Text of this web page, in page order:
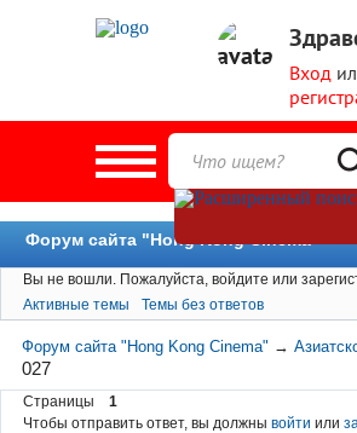
Вход
Форум сайта "Hong Kong Cinema"
Форум
Новости
Пользователи
Поиск
Вы не вошли. Пожалуйста, войдите или
Активные темы
Темы без ответов
Форум сайта "Hong Kong Cinema" →
027
Страницы
1
Чтобы отправить ответ, вы должны войти или